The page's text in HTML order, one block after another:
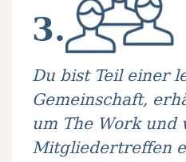
3.
Du bist Teil einer
Gemeinschaft,
um The Work und
Mitgliedertreffen